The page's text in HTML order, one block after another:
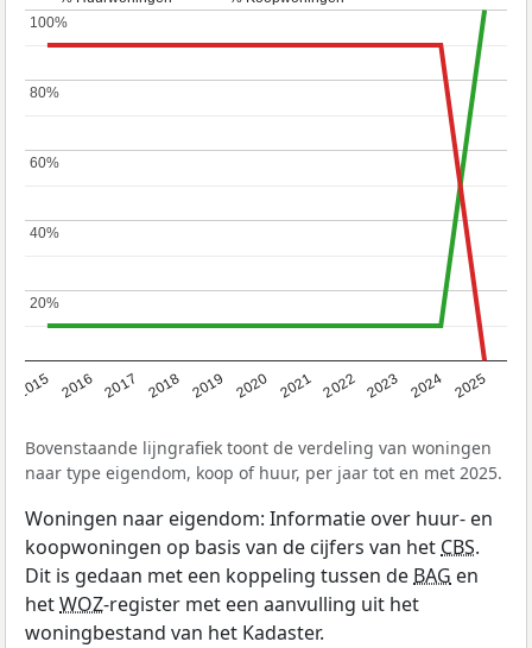
2015 2016 2017 2018 2019 2020 2021 2022 2023 2024 2025
20%
20%
40%
40%
60%
60%
80%
80%
100%
100%
Bovenstaande lijngrafiek toont de verdeling van woningen
naar type eigendom, koop of huur, per jaar tot en met 2025.
Woningen naar eigendom: Informatie over huur- en
koopwoningen op basis van de cijfers van hetCBS.
Dit is gedaan met een koppeling tussen deBAG en
hetWOZ-register met een aanvulling uit het
woningbestand van het Kadaster.